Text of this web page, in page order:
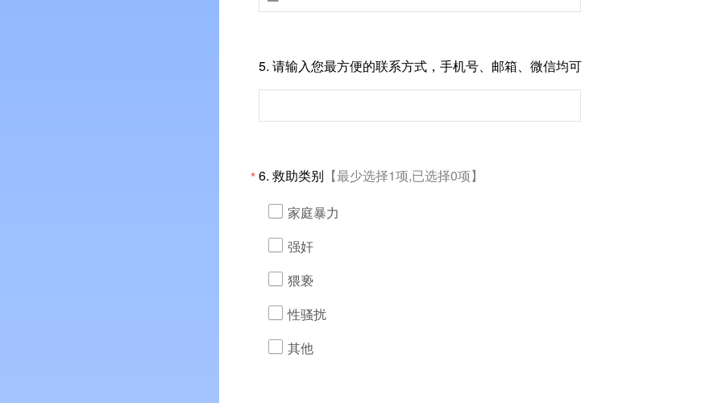
5. 请输入您最方便的联系方式，手机号、邮箱、微信均可
*6. 救助类别 【最少选择1项,已选择0项】
家庭暴力
强奸
猥亵
性骚扰
其他